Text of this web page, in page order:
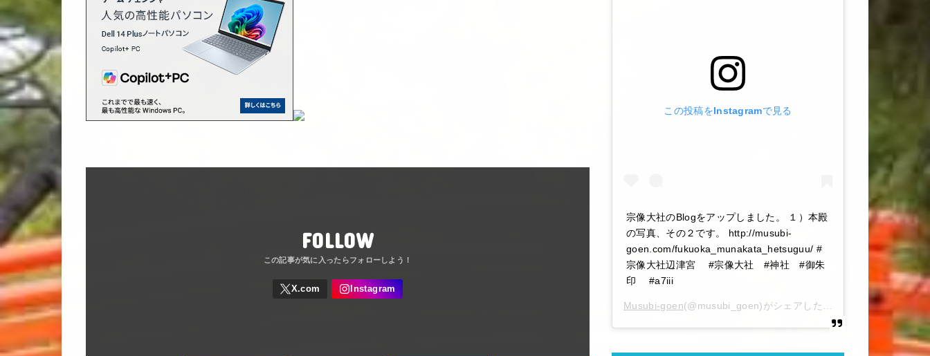
FOLLOW
この投稿をInstagramで見る
宗像大社のBlogをアップしました。 １）本殿
の写真、その２です。 http://musubi-
goen.com/fukuoka_munakata_hetsuguu/ #
宗像大社辺津宮 #宗像大社 #神社 #御朱
印 #a7iii
Musubi-goen(@musubi_goen)がシェアした投稿 – 2020年 6月月6